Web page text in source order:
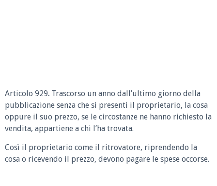
Articolo 929. Trascorso un anno dall’ultimo giorno della
pubblicazione senza che si presenti il proprietario, la cosa
oppure il suo prezzo, se le circostanze ne hanno richiesto la
vendita, appartiene a chi l’ha trovata.
Così il proprietario come il ritrovatore, riprendendo la
cosa o ricevendo il prezzo, devono pagare le spese occorse.